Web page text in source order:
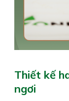
Thiết kế
ngơi